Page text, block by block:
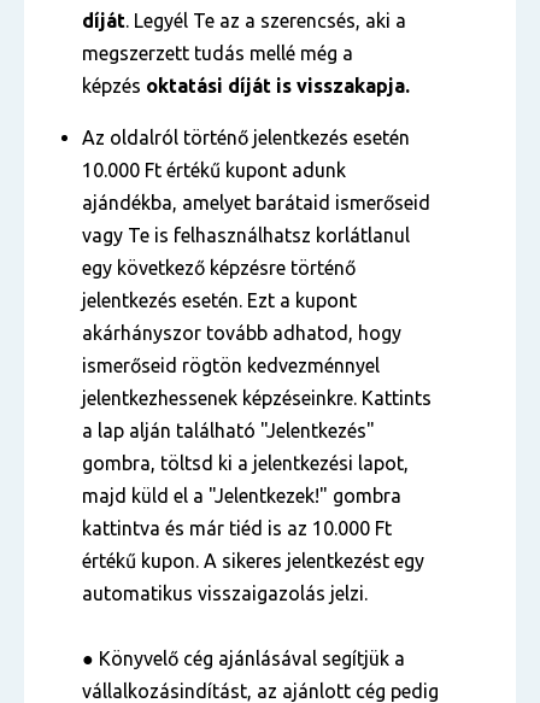
díját. Legyél Te az a szerencsés, aki a
megszerzett tudás mellé még a
képzés oktatási díját is visszakapja.
Az oldalról történő jelentkezés esetén
10.000 Ft értékű kupont adunk
ajándékba, amelyet barátaid ismerőseid
vagy Te is felhasználhatsz korlátlanul
egy következő képzésre történő
jelentkezés esetén. Ezt a kupont
akárhányszor tovább adhatod, hogy
ismerőseid rögtön kedvezménnyel
jelentkezhessenek képzéseinkre. Kattints
a lap alján található "Jelentkezés"
gombra, töltsd ki a jelentkezési lapot,
majd küld el a "Jelentkezek!" gombra
kattintva és már tiéd is az 10.000 Ft
értékű kupon. A sikeres jelentkezést egy
automatikus visszaigazolás jelzi.
● Könyvelő cég ajánlásával segítjük a
vállalkozásindítást, az ajánlott cég pedig